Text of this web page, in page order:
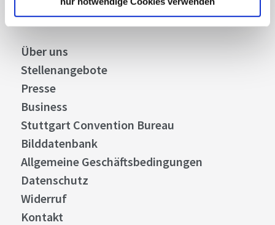
Über uns
Stellenangebote
Presse
Business
Stuttgart Convention Bureau
Bilddatenbank
Allgemeine Geschäftsbedingungen
Datenschutz
Widerruf
Kontakt